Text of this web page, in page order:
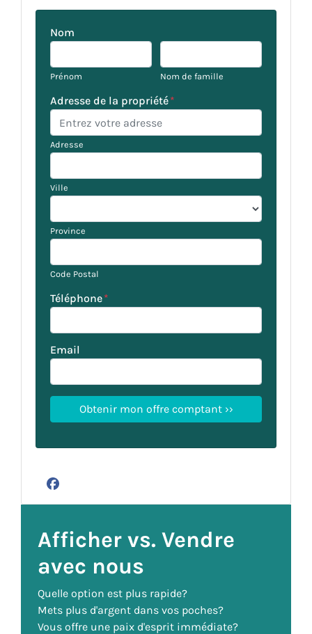
Nom
Prénom Nom de famille
Adresse de la propriété*
Adresse
Ville
Province
Code Postal
Téléphone*
Email
Facebook
Afficher vs. Vendre
avec nous
Quelle option est plus rapide?
Mets plus d'argent dans vos poches?
Vous offre une paix d'esprit immédiate?